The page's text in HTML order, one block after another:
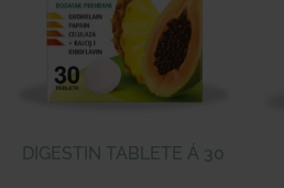
DIGESTIN TABLETE Á 30